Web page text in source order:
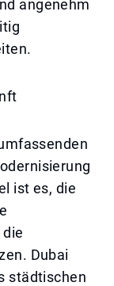
angenehm
ist es, die
Dubai
städtischen